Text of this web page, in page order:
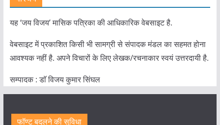
यह ‘जय विजय’ मासिक पत्रिका की आधिकारिक वेबसाइट है.
वेबसाइट में प्रकाशित किसी भी सामग्री से संपादक मंडल का सहमत होना
आवश्यक नहीं है. अपने विचारों के लिए लेखक/रचनाकार स्वयं उत्तरदायी है.
सम्पादक : डाॅ विजय कुमार सिंघल
फॉण्ट बदलने की सुविधा